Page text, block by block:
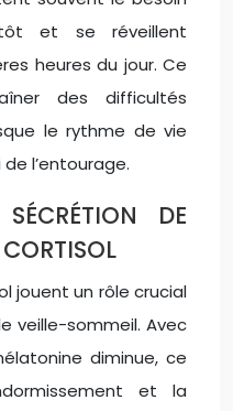
et se réveillent
heures du jour. Ce
des difficultés
le rythme de vie
l’entourage.
DE
jouent un rôle crucial
veille-sommeil. Avec
diminue, ce
et la